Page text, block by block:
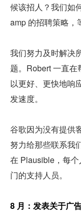
候该招人？我们如
amp 的招聘策略，
我们努力及时解决
题。Robert 一直
以更好、更快地响
发速度。
谷歌因为没有提供
努力给那些联系我
在 Plausible，每
门的支持人员。
8 月：发表关于广